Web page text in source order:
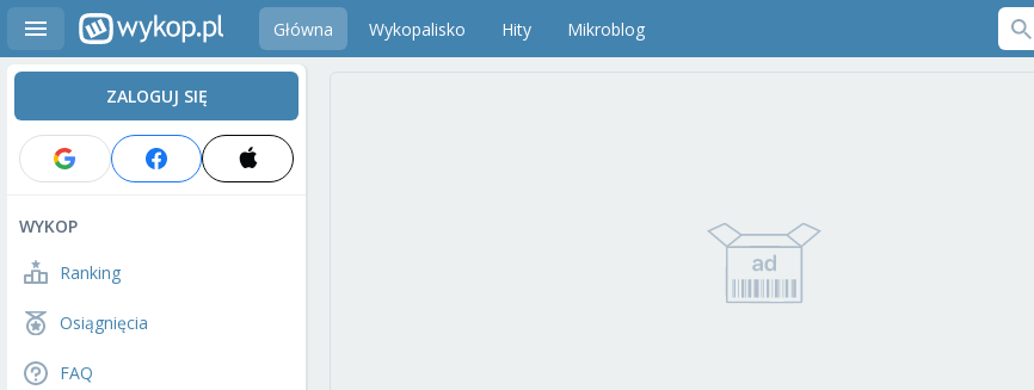
Główna Wykopalisko Hity Mikroblog
ZALOGUJ SIĘ
WYKOP
Ranking
Osiągnięcia
FAQ